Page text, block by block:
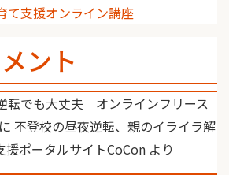
て支援オンライン講座
ント
転でも大丈夫｜オンラインフリース
に 不登校の昼夜逆転、親のイライラ解
援ポータルサイトCoCon より